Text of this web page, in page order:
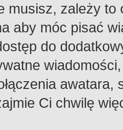
musisz, zależy
aby móc pisać
do
Ci chwilę